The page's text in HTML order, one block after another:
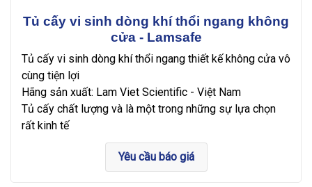
Tủ cấy vi sinh dòng khí thổi ngang không
cửa - Lamsafe
Tủ cấy vi sinh dòng khí thổi ngang thiết kế không cửa vô
cùng tiện lợi
Hãng sản xuất: Lam Viet Scientific - Việt Nam
Tủ cấy chất lượng và là một trong những sự lựa chọn
rất kinh tế
Yêu cầu báo giá